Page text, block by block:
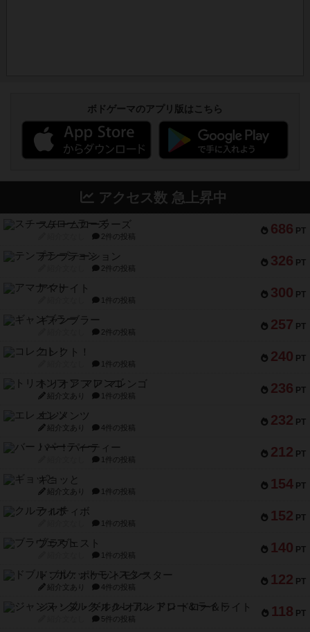
ボドゲーマのアプリ版はこちら
アクセス数 急上昇中
686 PT
スチームローラーズ
2件の投稿
326 PT
テンプテーション
2件の投稿
300 PT
アマナイト
1件の投稿
257 PT
ギャンブラー
2件の投稿
240 PT
コレクト！
1件の投稿
236 PT
トリオンフ ア マレンゴ
紹介文あり 1件の投稿
232 PT
エレメンツ
紹介文あり 4件の投稿
212 PT
バー！パーティー
1件の投稿
154 PT
ギョッと
紹介文あり 1件の投稿
152 PT
クルティボ
1件の投稿
140 PT
ブラヴェスト
1件の投稿
122 PT
ドブル：ポケットモンスター
紹介文あり 4件の投稿
118 PT
ジャンヌ・ダルク-オルレアン ドロー＆ライト
5件の投稿